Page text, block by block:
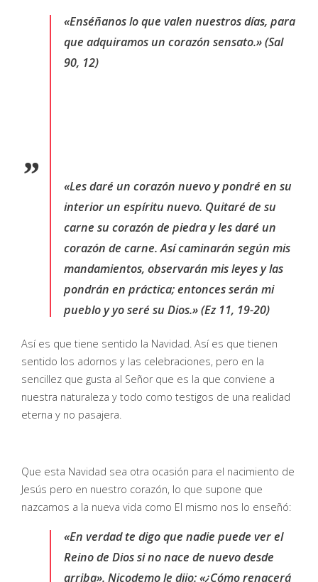
«Enséñanos lo que valen nuestros días, para
que adquiramos un corazón sensato.» (Sal
90, 12)
«Les daré un corazón nuevo y pondré en su
interior un espíritu nuevo. Quitaré de su
carne su corazón de piedra y les daré un
corazón de carne. Así caminarán según mis
mandamientos, observarán mis leyes y las
pondrán en práctica; entonces serán mi
pueblo y yo seré su Dios.» (Ez 11, 19-20)
Así es que tiene sentido la Navidad. Así es que tienen
sentido los adornos y las celebraciones, pero en la
sencillez que gusta al Señor que es la que conviene a
nuestra naturaleza y todo como testigos de una realidad
eterna y no pasajera.
Que esta Navidad sea otra ocasión para el nacimiento de
Jesús pero en nuestro corazón, lo que supone que
nazcamos a la nueva vida como El mismo nos lo enseñó:
«En verdad te digo que nadie puede ver el
Reino de Dios si no nace de nuevo desde
arriba». Nicodemo le dijo: «¿Cómo renacerá